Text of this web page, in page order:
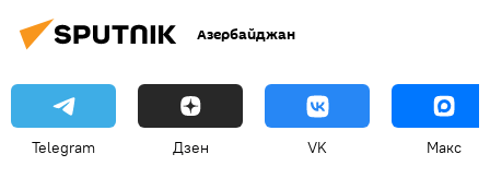
Азербайджан
Telegram Дзен VK Макс